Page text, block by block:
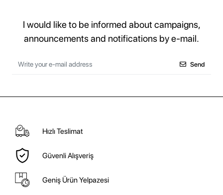
I would like to be informed about campaigns,
announcements and notifications by e-mail.
Send
Hızlı Teslimat
Güvenli Alışveriş
Geniş Ürün Yelpazesi